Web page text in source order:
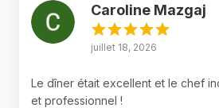
Caroline Mazgaj
juillet 18, 2026
Le dîner était excellent et le chef
et professionnel !